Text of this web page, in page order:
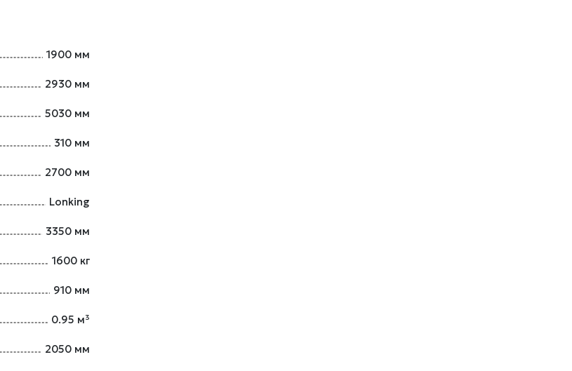
1900 мм
2930 мм
5030 мм
310 мм
2700 мм
Lonking
3350 мм
1600 кг
910 мм
0.95 м³
2050 мм